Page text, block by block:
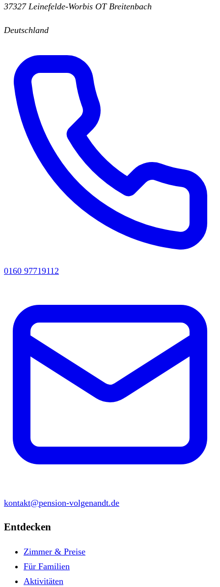
37327 Leinefelde-Worbis OT Breitenbach
Deutschland
0160 97719112
kontakt@pension-volgenandt.de
Entdecken
Zimmer & Preise
Für Familien
Aktivitäten